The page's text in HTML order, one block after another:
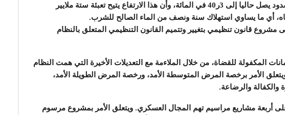
أبرز السيد الوزير بأن معدل ملء السدود يصل حاليا إلى 3ر40 في المائة، وأن هذا الارتفاع يتيح تعبئة ستة ملايير
أي ما يساوي استهلاك سنة ونصف من الماء الصالح للشرب.
قانون تنظيمي بتغيير وتتميم القانون التنظيمي المتعلق بالنظام
المكفولة للقضاة، من خلال الملاءمة مع التعديلات الأخيرة التي همت النظام
الأمر برخصة المرض المتوسطة الأمد، ورخصة المرض الطويلة الأمد،
والكفالة والرضاعة.
أربعة مشاريع مراسيم تهم المجال العسكري. ويتعلق الأمر بمشروع مرسوم